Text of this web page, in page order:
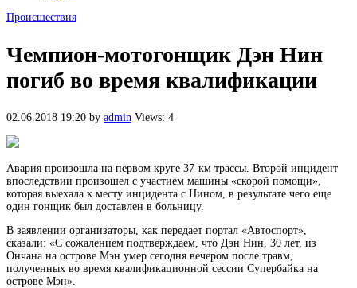
Происшествия
Чемпион-мотогонщик Дэн Нин
погиб во время квалификации
02.06.2018 19:20 by admin Views: 4
Авария произошла на первом круге 37-км трассы. Второй инцидент
впоследствии произошел с участием машины «скорой помощи»,
которая выехала к месту инцидента с Нином, в результате чего еще
один гонщик был доставлен в больницу.
В заявлении организаторы, как передает портал «Автоспорт»,
сказали: «С сожалением подтверждаем, что Дэн Нин, 30 лет, из
Ончана на острове Мэн умер сегодня вечером после травм,
полученных во время квалификационной сессии Супербайка на
острове Мэн».